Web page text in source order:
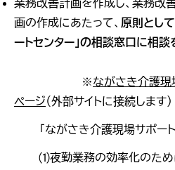
業務改善計画を作成し、業務改
画の作成にあたって、 原則とし
ートセンター」の相談窓口に相談
※ながさき介護現
ページ（外部サイトに接続します）
「ながさき介護現場サポー
(1)夜勤業務の効率化のた